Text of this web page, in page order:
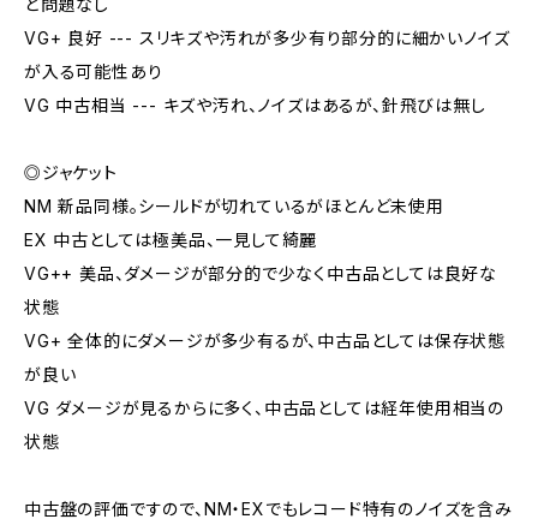
ど問題なし
VG+ 良好 --- スリキズや汚れが多少有り部分的に細かいノイズ
が入る可能性あり
VG 中古相当 --- キズや汚れ、ノイズはあるが、針飛びは無し
◎ジャケット
NM 新品同様。シールドが切れているがほとんど未使用
EX 中古としては極美品、一見して綺麗
VG++ 美品、ダメージが部分的で少なく中古品としては良好な
状態
VG+ 全体的にダメージが多少有るが、中古品としては保存状態
が良い
VG ダメージが見るからに多く、中古品としては経年使用相当の
状態
中古盤の評価ですので、NM・EXでもレコード特有のノイズを含み